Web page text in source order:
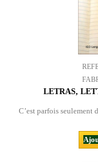
LETRAS,
C’est parfois seulement